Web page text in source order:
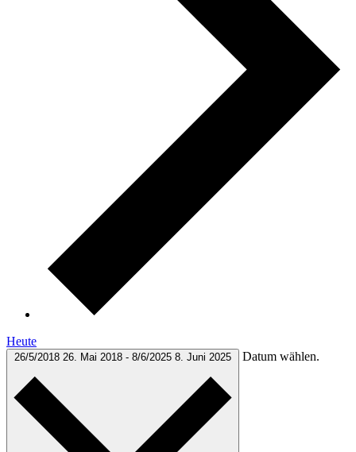
Heute
26/5/2018 26. Mai 2018 - 8/6/2025 8. Juni 2025 Datum wählen.